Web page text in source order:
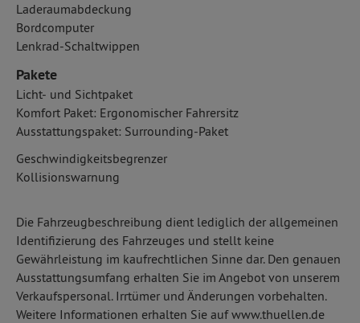
Laderaumabdeckung
Bordcomputer
Lenkrad-Schaltwippen
Pakete
Licht- und Sichtpaket
Komfort Paket: Ergonomischer Fahrersitz
Ausstattungspaket: Surrounding-Paket
Geschwindigkeitsbegrenzer
Kollisionswarnung
Die Fahrzeugbeschreibung dient lediglich der allgemeinen
Identifizierung des Fahrzeuges und stellt keine
Gewährleistung im kaufrechtlichen Sinne dar. Den genauen
Ausstattungsumfang erhalten Sie im Angebot von unserem
Verkaufspersonal. Irrtümer und Änderungen vorbehalten.
Weitere Informationen erhalten Sie auf www.thuellen.de